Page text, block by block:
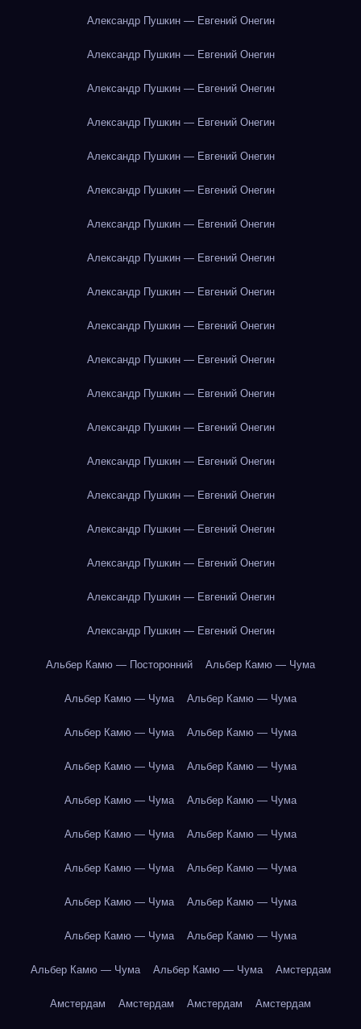
Александр Пушкин — Евгений Онегин
Александр Пушкин — Евгений Онегин
Александр Пушкин — Евгений Онегин
Александр Пушкин — Евгений Онегин
Александр Пушкин — Евгений Онегин
Александр Пушкин — Евгений Онегин
Александр Пушкин — Евгений Онегин
Александр Пушкин — Евгений Онегин
Александр Пушкин — Евгений Онегин
Александр Пушкин — Евгений Онегин
Александр Пушкин — Евгений Онегин
Александр Пушкин — Евгений Онегин
Александр Пушкин — Евгений Онегин
Александр Пушкин — Евгений Онегин
Александр Пушкин — Евгений Онегин
Александр Пушкин — Евгений Онегин
Александр Пушкин — Евгений Онегин
Александр Пушкин — Евгений Онегин
Александр Пушкин — Евгений Онегин
Альбер Камю — Посторонний Альбер Камю — Чума
Альбер Камю — Чума Альбер Камю — Чума
Альбер Камю — Чума Альбер Камю — Чума
Альбер Камю — Чума Альбер Камю — Чума
Альбер Камю — Чума Альбер Камю — Чума
Альбер Камю — Чума Альбер Камю — Чума
Альбер Камю — Чума Альбер Камю — Чума
Альбер Камю — Чума Альбер Камю — Чума
Альбер Камю — Чума Альбер Камю — Чума
Альбер Камю — Чума Альбер Камю — Чума Амстердам
Амстердам Амстердам Амстердам Амстердам